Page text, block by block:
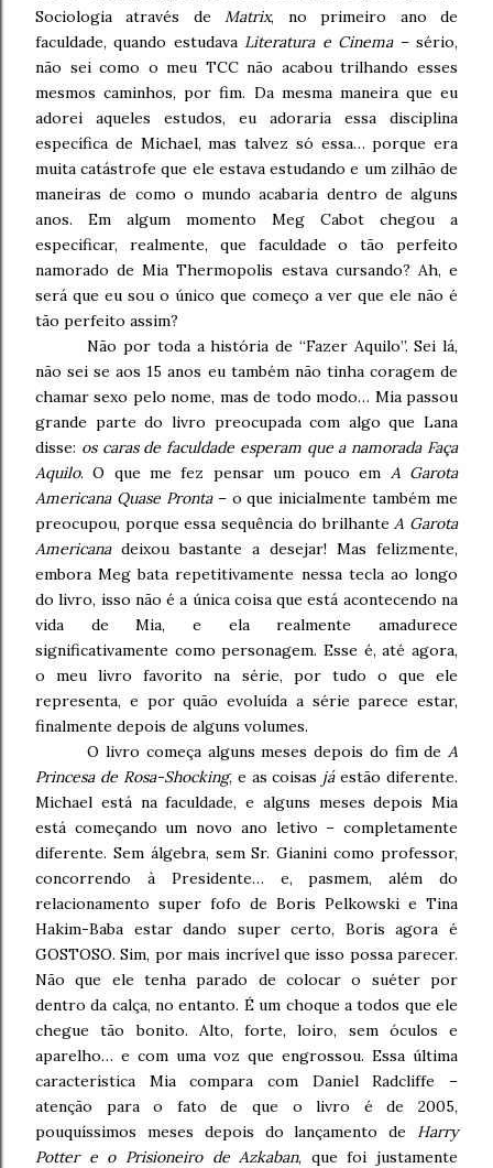
Sociologia através de Matrix, no primeiro ano de
faculdade, quando estudava Literatura e Cinema– sério,
não sei como o meu TCC não acabou trilhando esses
mesmos caminhos, por fim. Da mesma maneira que eu
adorei aqueles estudos, eu adoraria essa disciplina
específica de Michael, mas talvez só essa… porque era
muita catástrofe que ele estava estudando e um zilhão de
maneiras de como o mundo acabaria dentro de alguns
anos. Em algum momento Meg Cabot chegou a
especificar, realmente, que faculdade o tão perfeito
namorado de Mia Thermopolis estava cursando? Ah, e
será que eu sou o único que começo a ver que ele não é
tão perfeito assim?
Não por toda a história de “Fazer Aquilo”. Sei lá,
não sei se aos 15 anos eu também não tinha coragem de
chamar sexo pelo nome, mas de todo modo… Mia passou
grande parte do livro preocupada com algo que Lana
disse: os caras de faculdade esperam que a namorada Faça
Aquilo. O que me fez pensar um pouco em A Garota
Americana Quase Pronta– o que inicialmente também me
preocupou, porque essa sequência do brilhante A Garota
Americanadeixou bastante a desejar! Mas felizmente,
embora Meg bata repetitivamente nessa tecla ao longo
do livro, isso não é a única coisa que está acontecendo na
vida de Mia, e ela realmente amadurece
significativamente como personagem. Esse é, até agora,
o meu livro favorito na série, por tudo o que ele
representa, e por quão evoluída a série parece estar,
finalmente depois de alguns volumes.
O livro começa alguns meses depois do fim de A
Princesa de Rosa-Shocking, e as coisas jáestão diferente.
Michael está na faculdade, e alguns meses depois Mia
está começando um novo ano letivo – completamente
diferente. Sem álgebra, sem Sr. Gianini como professor,
concorrendo à Presidente… e, pasmem, além do
relacionamento super fofo de Boris Pelkowski e Tina
Hakim-Baba estar dando super certo, Boris agora é
GOSTOSO. Sim, por mais incrível que isso possa parecer.
Não que ele tenha parado de colocar o suéter por
dentro da calça, no entanto. É um choque a todos que ele
chegue tão bonito. Alto, forte, loiro, sem óculos e
aparelho… e com uma voz que engrossou. Essa última
característica Mia compara com Daniel Radcliffe –
atenção para o fato de que o livro é de 2005,
pouquíssimos meses depois do lançamento de
Harry
Potter e o Prisioneiro de Azkaban, que foi justamente